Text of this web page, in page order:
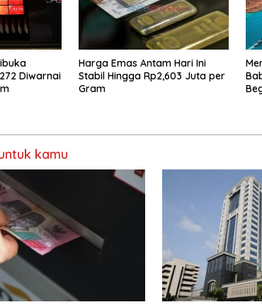
Diwarnai
Harga Emas Antam Hari Ini
Stabil Hingga Rp2,603 Juta per
Gram
kamu